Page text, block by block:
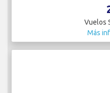
Vuelos
Más